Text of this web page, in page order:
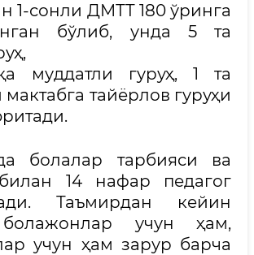
1-сонли ДМТТ 180 ўринга
бўлиб, унда 5 та
муддатли гуруҳ, 1 та
тайёрлов гуруҳи
болалар тарбияси ва
14 нафар педагог
Таъмирдан кейин
учун ҳам,
учун ҳам зарур барча